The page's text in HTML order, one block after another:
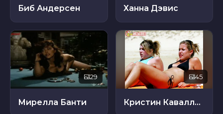
Биб Андерсен Ханна Дэвис
29
Мирелла Банти
45
Кристин Каваллари